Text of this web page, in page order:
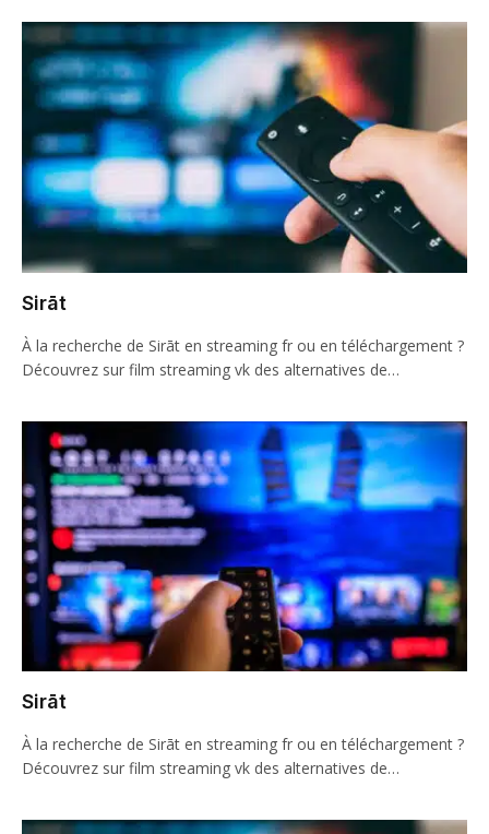
Sirāt
À la recherche de Sirāt en streaming fr ou en téléchargement ?
Découvrez sur film streaming vk des alternatives de…
Sirāt
À la recherche de Sirāt en streaming fr ou en téléchargement ?
Découvrez sur film streaming vk des alternatives de…